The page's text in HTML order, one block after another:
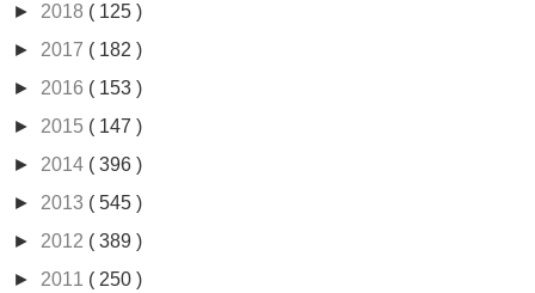
► 2018 ( 125 )
► 2017 ( 182 )
► 2016 ( 153 )
► 2015 ( 147 )
► 2014 ( 396 )
► 2013 ( 545 )
► 2012 ( 389 )
► 2011 ( 250 )